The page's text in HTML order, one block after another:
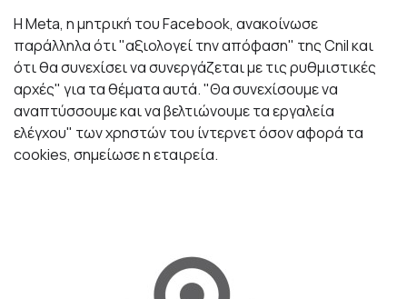
Η Meta, η μητρική του Facebook, ανακοίνωσε
παράλληλα ότι "αξιολογεί την απόφαση" της Cnil και
ότι θα συνεχίσει να συνεργάζεται με τις ρυθμιστικές
αρχές" για τα θέματα αυτά. "Θα συνεχίσουμε να
αναπτύσσουμε και να βελτιώνουμε τα εργαλεία
ελέγχου" των χρηστών του ίντερνετ όσον αφορά τα
cookies, σημείωσε η εταιρεία.